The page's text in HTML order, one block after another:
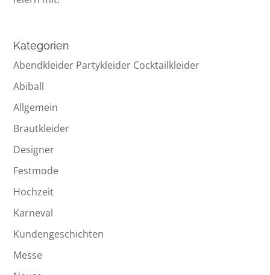
Kategorien
Abendkleider Partykleider Cocktailkleider
Abiball
Allgemein
Brautkleider
Designer
Festmode
Hochzeit
Karneval
Kundengeschichten
Messe